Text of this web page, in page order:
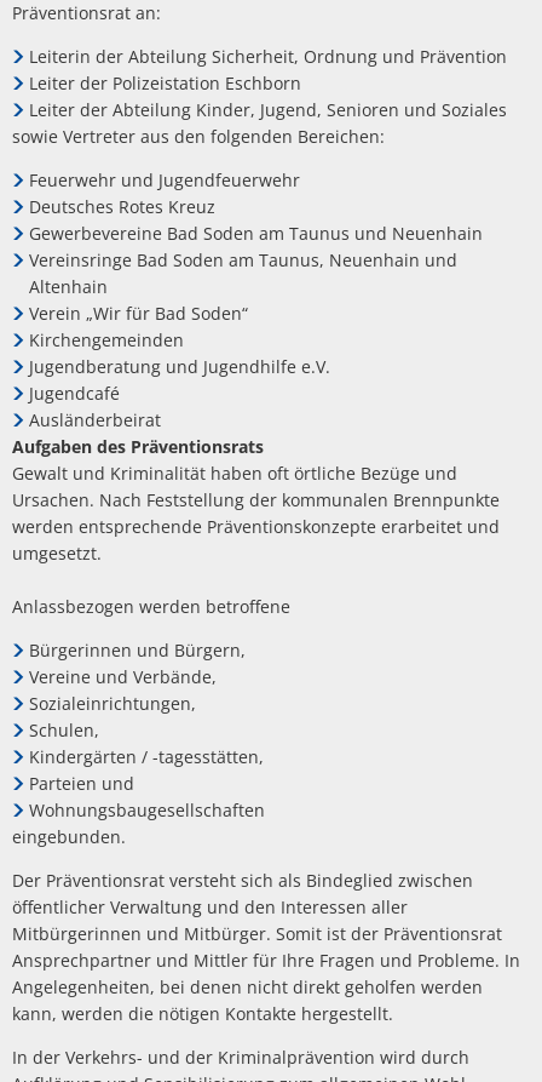
Präventionsrat an:
Leiterin der Abteilung Sicherheit, Ordnung und Prävention
Leiter der Polizeistation Eschborn
Leiter der Abteilung Kinder, Jugend, Senioren und Soziales
sowie Vertreter aus den folgenden Bereichen:
Feuerwehr und Jugendfeuerwehr
Deutsches Rotes Kreuz
Gewerbevereine Bad Soden am Taunus und Neuenhain
Vereinsringe Bad Soden am Taunus, Neuenhain und
Altenhain
Verein „Wir für Bad Soden“
Kirchengemeinden
Jugendberatung und Jugendhilfe e.V.
Jugendcafé
Ausländerbeirat
Aufgaben des Präventionsrats
Gewalt und Kriminalität haben oft örtliche Bezüge und
Ursachen. Nach Feststellung der kommunalen Brennpunkte
werden entsprechende Präventionskonzepte erarbeitet und
umgesetzt.
Anlassbezogen werden betroffene
Bürgerinnen und Bürgern,
Vereine und Verbände,
Sozialeinrichtungen,
Schulen,
Kindergärten / -tagesstätten,
Parteien und
Wohnungsbaugesellschaften
eingebunden.
Der Präventionsrat versteht sich als Bindeglied zwischen
öffentlicher Verwaltung und den Interessen aller
Mitbürgerinnen und Mitbürger. Somit ist der Präventionsrat
Ansprechpartner und Mittler für Ihre Fragen und Probleme. In
Angelegenheiten, bei denen nicht direkt geholfen werden
kann, werden die nötigen Kontakte hergestellt.
In der Verkehrs- und der Kriminalprävention wird durch